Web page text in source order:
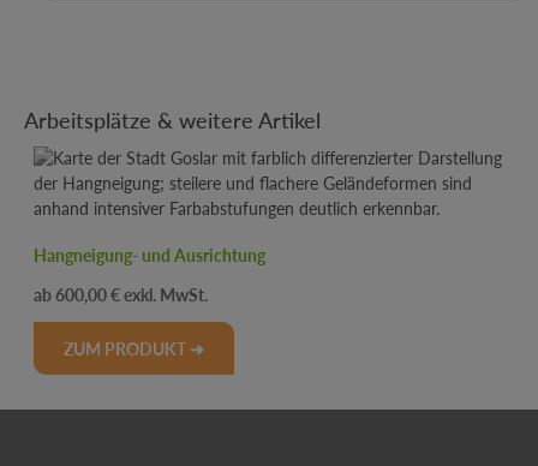
Produktgalerie überspringen
Arbeitsplätze & weitere Artikel
Hangneigung- und Ausrichtung
Regulärer Preis:
600,00 €
ZUM PRODUKT ➔